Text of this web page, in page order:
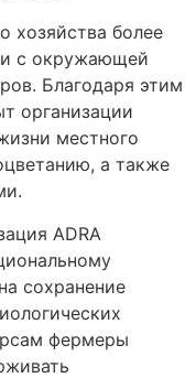
хозяйства более
с окружающей
Благодаря этим
организации
местного
а также
ADRA
сохранение
фермеры